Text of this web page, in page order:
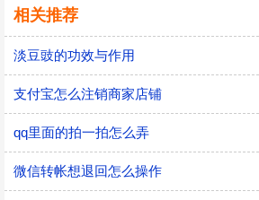
相关推荐
淡豆豉的功效与作用
支付宝怎么注销商家店铺
qq里面的拍一拍怎么弄
微信转帐想退回怎么操作